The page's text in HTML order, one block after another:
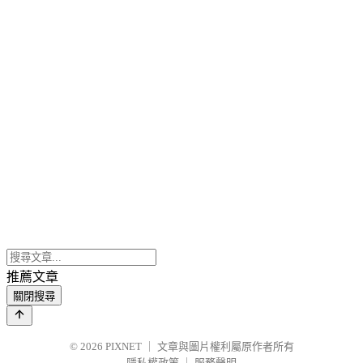
推薦文章
關閉搜尋
© 2026 PIXNET
文章與圖片權利屬原作者所有